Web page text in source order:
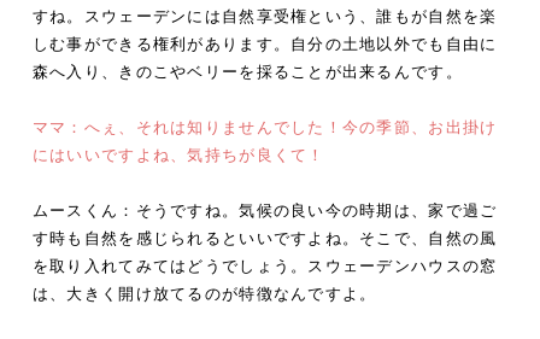
すね。スウェーデンには自然享受権という、誰もが自然を楽
しむ事ができる権利があります。自分の土地以外でも自由に
森へ入り、きのこやベリーを採ることが出来るんです。
ママ：へぇ、それは知りませんでした！今の季節、お出掛け
にはいいですよね、気持ちが良くて！
ムースくん：そうですね。気候の良い今の時期は、家で過ご
す時も自然を感じられるといいですよね。そこで、自然の風
を取り入れてみてはどうでしょう。スウェーデンハウスの窓
は、大きく開け放てるのが特徴なんですよ。